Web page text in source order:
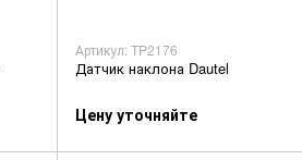
Артикул: TP2176
Датчик наклона Dautel
Цену уточняйте